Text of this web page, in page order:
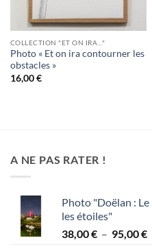
COLLECTION "ET ON IRA..."
Photo « Et on ira contourner les
obstacles »
16,00€
A NE PAS RATER !
Photo "Doëlan :
les étoiles"
38,00€ – 95,00€